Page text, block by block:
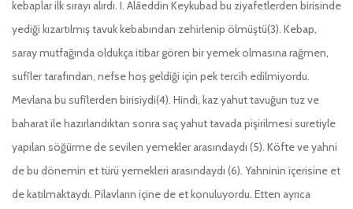
kebaplar ilk sırayı alırdı. I. Alâeddin Keykubad bu ziyafetlerden birisinde
yediği kızartılmış tavuk kebabından zehirlenip ölmüştü(3). Kebap,
saray mutfağında oldukça itibar gören bir yemek olmasına rağmen,
sufîler tarafından, nefse hoş geldiği için pek tercih edilmiyordu.
Mevlana bu sufîlerden birisiydi(4). Hindi, kaz yahut tavuğun tuz ve
baharat ile hazırlandıktan sonra saç yahut tavada pişirilmesi suretiyle
yapılan söğürme de sevilen yemekler arasındaydı (5). Köfte ve yahni
de bu dönemin et türü yemekleri arasındaydı (6). Yahninin içerisine et
de katılmaktaydı. Pilavların içine de et konuluyordu. Etten ayrıca